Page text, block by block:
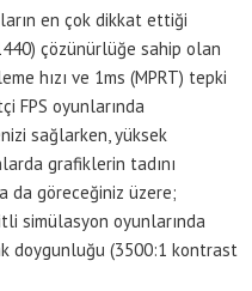
en çok dikkat ettiği
çözünürlüğe sahip olan
hızı ve 1ms (MPRT) tepki
FPS oyunlarında
sağlarken, yüksek
grafiklerin tadını
da göreceğiniz üzere;
simülasyon oyunlarında
doygunluğu (3500:1 kontrast